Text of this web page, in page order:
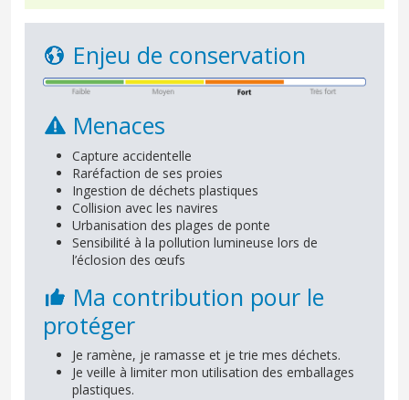
Enjeu de conservation
Menaces
Capture accidentelle
Raréfaction de ses proies
Ingestion de déchets plastiques
Collision avec les navires
Urbanisation des plages de ponte
Sensibilité à la pollution lumineuse lors de
l’éclosion des œufs
Ma contribution pour le
protéger
Je ramène, je ramasse et je trie mes déchets.
Je veille à limiter mon utilisation des emballages
plastiques.